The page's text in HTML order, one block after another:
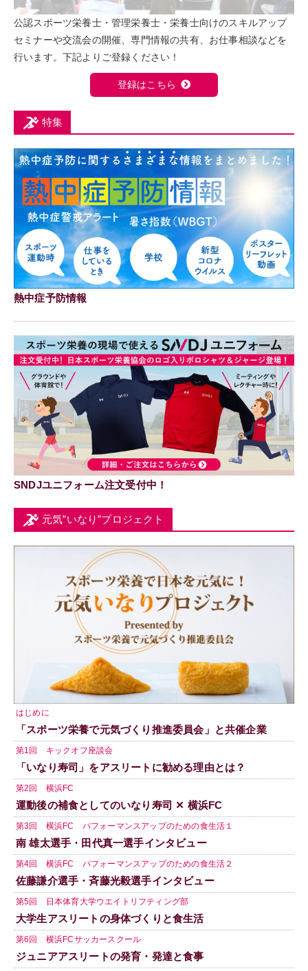
公認スポーツ栄養士・管理栄養士・栄養士向けのスキルアップ
セミナーや交流会の開催、専門情報の共有、お仕事相談などを
行います。下記よりご登録ください！
登録はこちら
特集
熱中症予防情報
SNDJユニフォーム注文受付中！
元気”いなり”プロジェクト
はじめに
「スポーツ栄養で元気づくり推進委員会」と共催企業
第1回 キックオフ座談会
「いなり寿司」をアスリートに勧める理由とは？
第2回 横浜FC
運動後の補食としてのいなり寿司 ✕ 横浜FC
第3回 横浜FC パフォーマンスアップのための食生活１
南 雄太選手・田代真一選手インタビュー
第4回 横浜FC パフォーマンスアップのための食生活２
佐藤謙介選手・斉藤光毅選手インタビュー
第5回 日本体育大学ウエイトリフティング部
大学生アスリートの身体づくりと食生活
第6回 横浜FCサッカースクール
ジュニアアスリートの発育・発達と食事